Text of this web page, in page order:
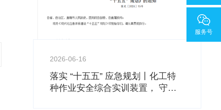
2026-06-16
落实 “十五五” 应急规划丨化工特
种作业安全综合实训装置， 守住
服务号